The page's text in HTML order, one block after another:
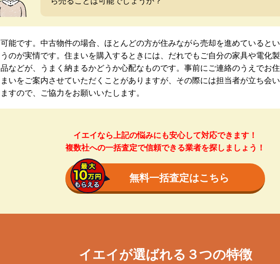
可能です。中古物件の場合、ほとんどの方が住みながら売却を進めているとい
うのが実情です。住まいを購入するときには、だれでもご自分の家具や電化製
品などが、うまく納まるかどうか心配なものです。事前にご連絡のうえでお住
まいをご案内させていただくことがありますが、その際には担当者が立ち会い
ますので、ご協力をお願いいたします。
イエイなら上記の悩みにも安心して対応できます！
複数社への一括査定で信頼できる業者を探しましょう！
無料一括査定はこちら
イエイが選ばれる３つの特徴